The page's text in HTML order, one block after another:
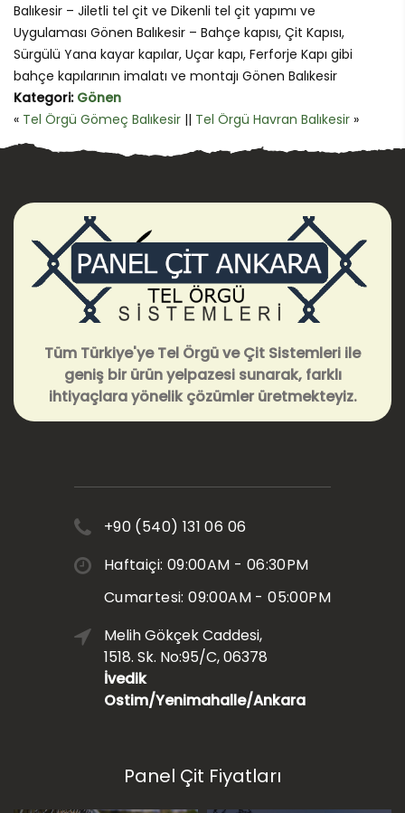
Balıkesir – Jiletli tel çit ve Dikenli tel çit yapımı ve
Uygulaması Gönen Balıkesir – Bahçe kapısı, Çit Kapısı,
Sürgülü Yana kayar kapılar, Uçar kapı, Ferforje Kapı gibi
bahçe kapılarının imalatı ve montajı Gönen Balıkesir
Kategori: Gönen
« Tel Örgü Gömeç Balıkesir || Tel Örgü Havran Balıkesir »
Tüm Türkiye'ye Tel Örgü ve Çit Sistemleri ile
geniş bir ürün yelpazesi sunarak, farklı
ihtiyaçlara yönelik çözümler üretmekteyiz.
+90 (540) 131 06 06
Haftaiçi: 09:00AM - 06:30PM
Cumartesi: 09:00AM - 05:00PM
Melih Gökçek Caddesi,
1518. Sk. No:95/C, 06378
İvedik
Ostim/Yenimahalle/Ankara
Panel Çit Fiyatları